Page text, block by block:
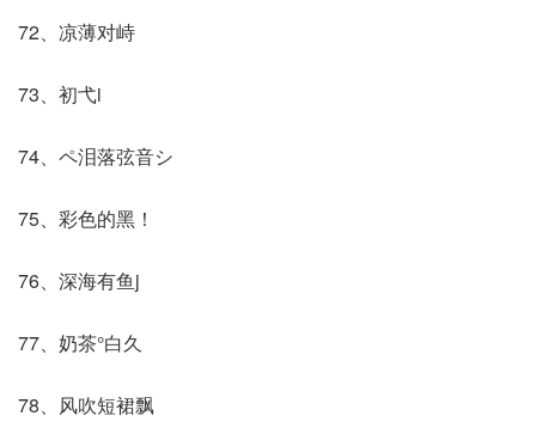
72、凉薄对峙
73、初弋i
74、ペ泪落弦音シ
75、彩色的黑！
76、深海有鱼j
77、奶茶°白久
78、风吹短裙飘